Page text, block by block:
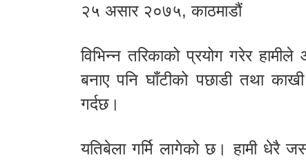
२५ असार २०७५, काठमाडौं
विभिन्न तरिकाको प्रयोग गरेर
बनाए पनि घाँटीको पछाडी तथा
गर्दछ।
यतिबेला गर्मि लागेको छ। हामी धेरै